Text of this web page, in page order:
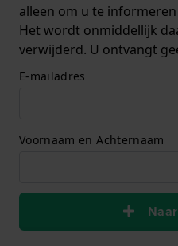
alleen om u te
Het wordt onmiddellijk
verwijderd. U ontvangt
E-mailadres
Voornaam en Achternaam